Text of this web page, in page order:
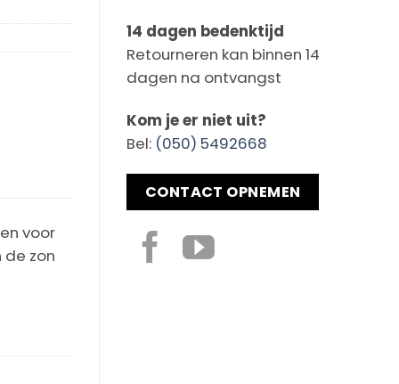
14 dagen bedenktijd
Retourneren kan binnen 14
dagen na ontvangst
Kom je er niet uit?
Bel: (050) 5492668
CONTACT OPNEMEN
voor
zon